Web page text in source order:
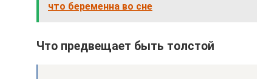
что беременна во сне
Что предвещает быть толстой